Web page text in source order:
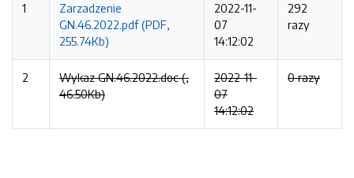
1
Zarzadzenie
GN.46.2022.pdf (PDF,
255.74Kb)
2022-11-
07
14:12:02
292
razy
2
Wykaz GN.46.2022.doc (,
46.50Kb)
2022-11-
07
14:12:02
0 razy